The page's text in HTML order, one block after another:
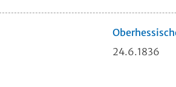
24.6.1836